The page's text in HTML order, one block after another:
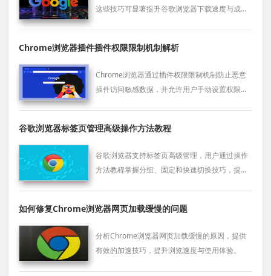
这些技巧可显著提升谷歌浏览器下载速度与成功
Chrome浏览器插件插件权限限制机制解析
Chrome浏览器通过插件权限限制机制防止恶意
插件访问敏感数据，并允许用户手动设置权限边
谷歌浏览器标签页管理高级操作方法教程
谷歌浏览器支持标签页高级管理，用户通过操作
方法教程掌握分组、固定和快速切换技巧，提高
如何修复Chrome浏览器网页加载缓慢的问题
分析Chrome浏览器网页加载缓慢的原因，提供
有效的加速技巧，提升浏览速度与使用体验。